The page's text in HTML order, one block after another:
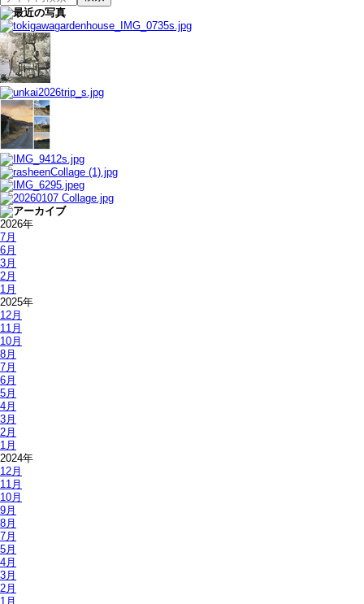
2026年
7月
6月
3月
2月
1月
2025年
12月
11月
10月
8月
7月
6月
5月
4月
3月
2月
1月
2024年
12月
11月
10月
9月
8月
7月
5月
4月
3月
2月
1月